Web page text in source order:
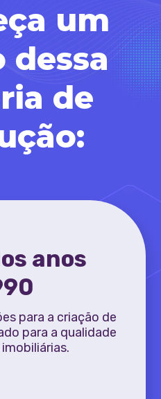
um
dessa
de
anos
para a criação de
para a qualidade